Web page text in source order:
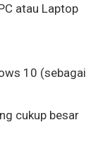
atau Laptop
10 (sebagai
cukup besar